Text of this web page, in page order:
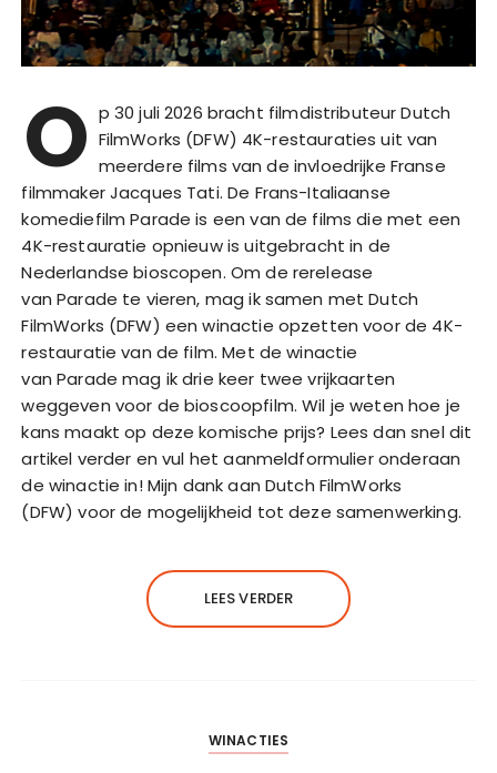
O p 30 juli 2026 bracht filmdistributeur Dutch
FilmWorks (DFW) 4K-restauraties uit van
meerdere films van de invloedrijke Franse
filmmaker Jacques Tati. De Frans-Italiaanse
komediefilm Parade is een van de films die met een
4K-restauratie opnieuw is uitgebracht in de
Nederlandse bioscopen. Om de rerelease
van Parade te vieren, mag ik samen met Dutch
FilmWorks (DFW) een winactie opzetten voor de 4K-
restauratie van de film. Met de winactie
van Parade mag ik drie keer twee vrijkaarten
weggeven voor de bioscoopfilm. Wil je weten hoe je
kans maakt op deze komische prijs? Lees dan snel dit
artikel verder en vul het aanmeldformulier onderaan
de winactie in! Mijn dank aan Dutch FilmWorks
(DFW) voor de mogelijkheid tot deze samenwerking.
LEES VERDER
WINACTIES